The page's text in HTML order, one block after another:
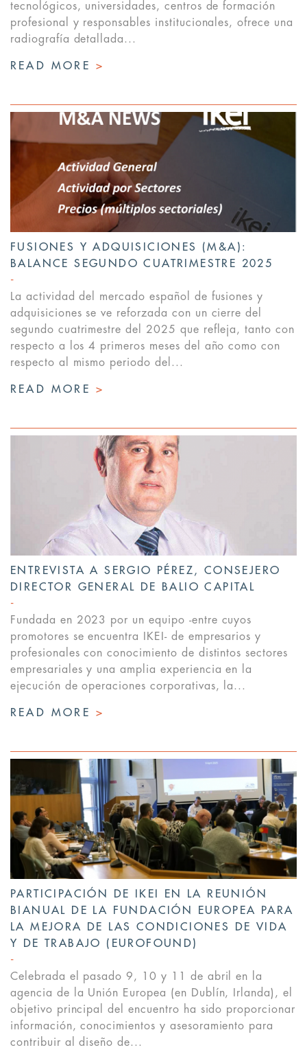
tecnológicos, universidades, centros de formación
profesional y responsables institucionales, ofrece una
radiografía detallada...
READ MORE >
FUSIONES Y ADQUISICIONES (M&A):
BALANCE SEGUNDO CUATRIMESTRE 2025
La actividad del mercado español de fusiones y
adquisiciones se ve reforzada con un cierre del
segundo cuatrimestre del 2025 que refleja, tanto con
respecto a los 4 primeros meses del año como con
respecto al mismo periodo del...
READ MORE >
ENTREVISTA A SERGIO PÉREZ, CONSEJERO
DIRECTOR GENERAL DE BALIO CAPITAL
Fundada en 2023 por un equipo -entre cuyos
promotores se encuentra IKEI- de empresarios y
profesionales con conocimiento de distintos sectores
empresariales y una amplia experiencia en la
ejecución de operaciones corporativas, la...
READ MORE >
PARTICIPACIÓN DE IKEI EN LA REUNIÓN
BIANUAL DE LA FUNDACIÓN EUROPEA PARA
LA MEJORA DE LAS CONDICIONES DE VIDA
Y DE TRABAJO (EUROFOUND)
Celebrada el pasado 9, 10 y 11 de abril en la
agencia de la Unión Europea (en Dublín, Irlanda), el
objetivo principal del encuentro ha sido proporcionar
información, conocimientos y asesoramiento para
contribuir al diseño de...